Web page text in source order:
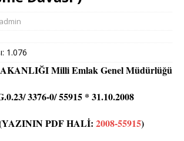
admin
1.076
Milli Emlak Genel Müdürlüğü
3376-0/ 55915 * 31.10.2008
PDF HALİ: 2008-55915)